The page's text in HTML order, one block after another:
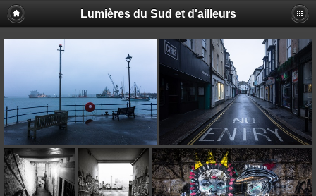
Lumières du Sud et d'ailleurs